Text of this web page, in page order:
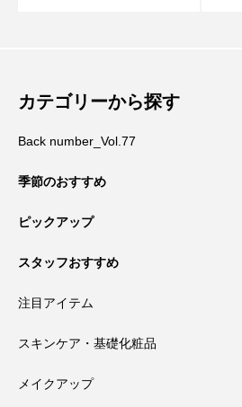
カテゴリーから探す
Back number_Vol.77
季節のおすすめ
ピックアップ
スタッフおすすめ
注目アイテム
スキンケア・基礎化粧品
メイクアップ